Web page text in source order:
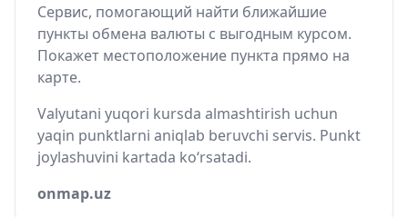
Сервис, помогающий найти ближайшие
пункты обмена валюты с выгодным курсом.
Покажет местоположение пункта прямо на
карте.
Valyutani yuqori kursda almashtirish uchun
yaqin punktlarni aniqlab beruvchi servis. Punkt
joylashuvini kartada ko‘rsatadi.
onmap.uz